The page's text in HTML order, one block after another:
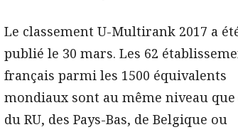
Le classement U-Multirank 2017 a
publié le 30 mars. Les 62
français parmi les 1500 équivalents
mondiaux sont au même niveau que
du RU, des Pays-Bas, de Belgique ou